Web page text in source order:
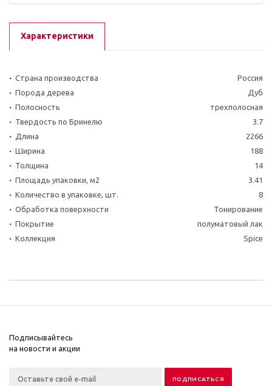
Характеристики
Страна производства
Россия
Порода дерева
Дуб
Полосность
трехполосная
Твердость по Бринелю
3.7
Длина
2266
Ширина
188
Толщина
14
Площадь упаковки, м2
3.41
Количество в упаковке, шт.
8
Обработка поверхности
Тонирование
Покрытие
полуматовый лак
Коллекция
Spice
Подписывайтесь
на новости и акции